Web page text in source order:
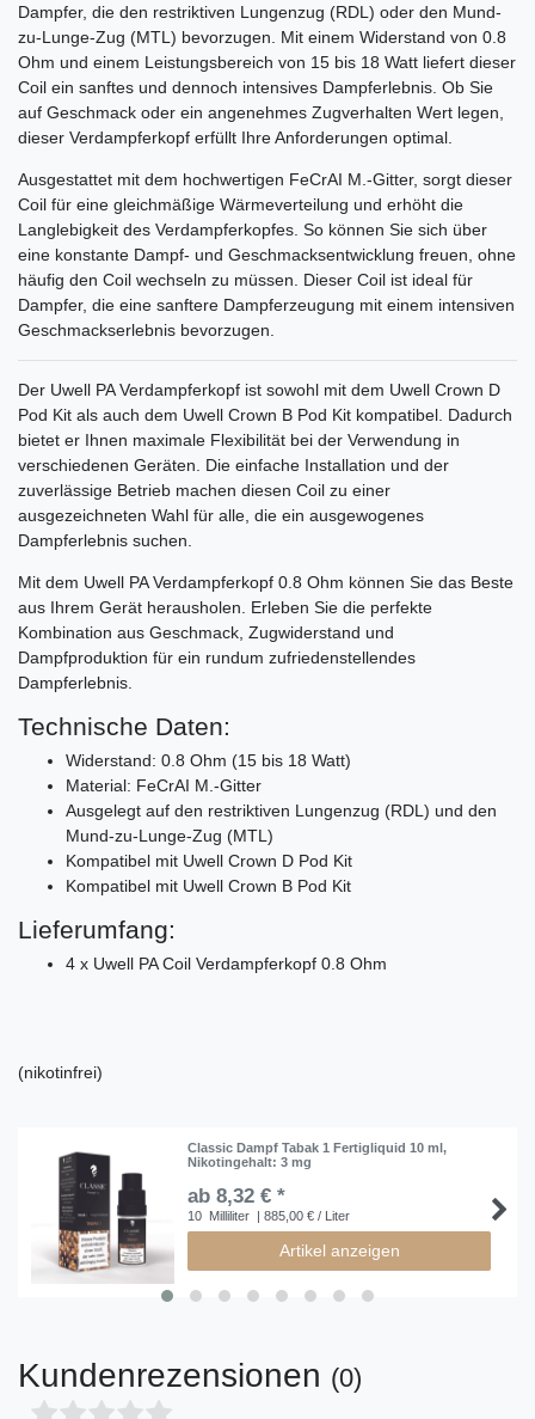
Dampfer, die den restriktiven Lungenzug (RDL) oder den Mund-
zu-Lunge-Zug (MTL) bevorzugen. Mit einem Widerstand von 0.8
Ohm und einem Leistungsbereich von 15 bis 18 Watt liefert dieser
Coil ein sanftes und dennoch intensives Dampferlebnis. Ob Sie
auf Geschmack oder ein angenehmes Zugverhalten Wert legen,
dieser Verdampferkopf erfüllt Ihre Anforderungen optimal.
Ausgestattet mit dem hochwertigen FeCrAI M.-Gitter, sorgt dieser
Coil für eine gleichmäßige Wärmeverteilung und erhöht die
Langlebigkeit des Verdampferkopfes. So können Sie sich über
eine konstante Dampf- und Geschmacksentwicklung freuen, ohne
häufig den Coil wechseln zu müssen. Dieser Coil ist ideal für
Dampfer, die eine sanftere Dampferzeugung mit einem intensiven
Geschmackserlebnis bevorzugen.
Der Uwell PA Verdampferkopf ist sowohl mit dem Uwell Crown D
Pod Kit als auch dem Uwell Crown B Pod Kit kompatibel. Dadurch
bietet er Ihnen maximale Flexibilität bei der Verwendung in
verschiedenen Geräten. Die einfache Installation und der
zuverlässige Betrieb machen diesen Coil zu einer
ausgezeichneten Wahl für alle, die ein ausgewogenes
Dampferlebnis suchen.
Mit dem Uwell PA Verdampferkopf 0.8 Ohm können Sie das Beste
aus Ihrem Gerät herausholen. Erleben Sie die perfekte
Kombination aus Geschmack, Zugwiderstand und
Dampfproduktion für ein rundum zufriedenstellendes
Dampferlebnis.
Technische Daten:
Widerstand: 0.8 Ohm (15 bis 18 Watt)
Material: FeCrAI M.-Gitter
Ausgelegt auf den restriktiven Lungenzug (RDL) und den
Mund-zu-Lunge-Zug (MTL)
Kompatibel mit Uwell Crown D Pod Kit
Kompatibel mit Uwell Crown B Pod Kit
Lieferumfang:
4 x Uwell PA Coil Verdampferkopf 0.8 Ohm
(nikotinfrei)
Classic Dampf Tabak 1 Fertigliquid 10 ml,
Nikotingehalt: 3 mg
ab 8,32 € *
10 Milliliter | 885,00 € / Liter
Artikel anzeigen
Kundenrezensionen (0)